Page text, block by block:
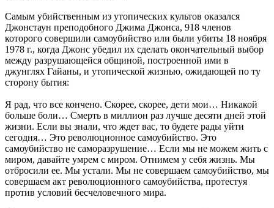
Самым убийственным из утопических культов оказался
Джонстаун преподобного Джима Джонса, 918 членов
которого совершили самоубийство или были убиты 18 ноября
1978 г., когда Джонс убедил их сделать окончательный выбор
между разрушающейся общиной, построенной ими в
джунглях Гайаны, и утопической жизнью, ожидающей по ту
сторону бытия:
Я рад, что все кончено. Скорее, скорее, дети мои… Никакой
больше боли… Смерть в миллион раз лучше десяти дней этой
жизни. Если вы знали, что ждет вас, то будете рады уйти
сегодня… Это революционное самоубийство. Это
самоубийство не саморазрушение… Если мы не можем жить с
миром, давайте умрем с миром. Отнимем у себя жизнь. Мы
отбросили ее. Мы устали. Мы не совершаем самоубийство, мы
совершаем акт революционного самоубийства, протестуя
против условий бесчеловечного мира.